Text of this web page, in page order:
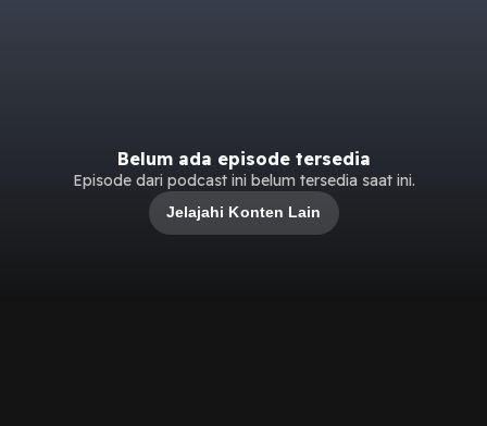
Belum ada episode tersedia
Episode dari podcast ini belum tersedia saat ini.
Jelajahi Konten Lain